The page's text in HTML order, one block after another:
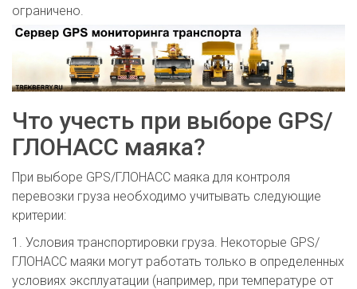
ограничено.
Что учесть при выборе GPS/
ГЛОНАСС маяка?
При выборе GPS/ГЛОНАСС маяка для контроля
перевозки груза необходимо учитывать следующие
критерии:
1. Условия транспортировки груза. Некоторые GPS/
ГЛОНАСС маяки могут работать только в определенных
условиях эксплуатации (например, при температуре от